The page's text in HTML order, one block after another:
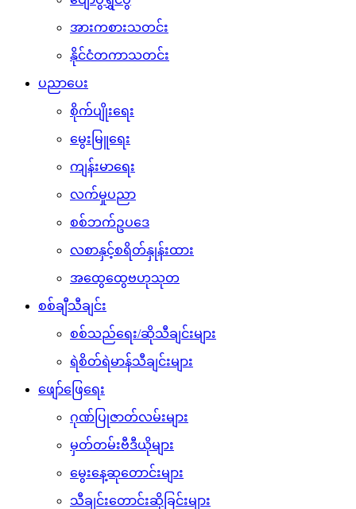
အားကစားသတင်း
နိုင်ငံတကာသတင်း
ပညာပေး
စိုက်ပျိုးရေး
မွေးမြူရေး
ကျန်းမာရေး
လက်မှုပညာ
စစ်ဘက်ဥပဒေ
လစာနှင့်စရိတ်နှုန်းထား
အထွေထွေဗဟုသုတ
စစ်ချီသီချင်း
စစ်သည်ရေး/ဆိုသီချင်းများ
ရဲစိတ်ရဲမာန်သီချင်းများ
ဖျော်ဖြေရေး
ဂုဏ်ပြုဇာတ်လမ်းများ
မှတ်တမ်းဗီဒီယိုများ
မွေးနေ့ဆုတောင်းများ
သီချင်းတောင်းဆိုခြင်းများ